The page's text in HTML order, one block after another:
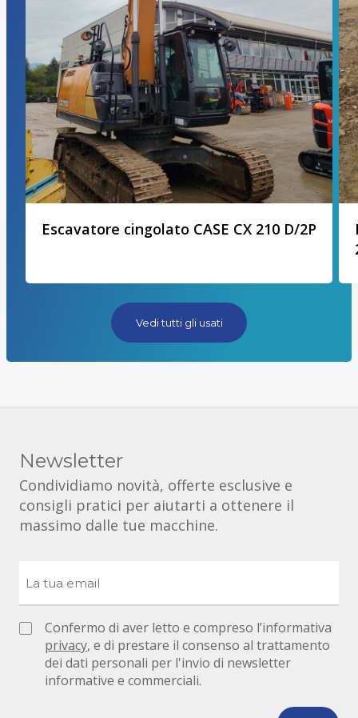
Escavatore cingolato CASE CX 210 D/2P
Vedi tutti gli usati
Newsletter
Condividiamo novità, offerte esclusive e
consigli pratici per aiutarti a ottenere il
massimo dalle tue macchine.
Confermo di aver letto e compreso l’informativa
privacy, e di prestare il consenso al trattamento
dei dati personali per l'invio di newsletter
informative e commerciali.